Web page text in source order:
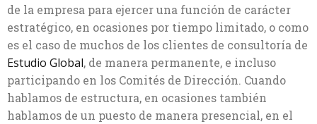
de la empresa para ejercer una función de carácter
estratégico, en ocasiones por tiempo limitado, o como
es el caso de muchos de los clientes de consultoría de
Estudio Global, de manera permanente, e incluso
participando en los Comités de Dirección. Cuando
hablamos de estructura, en ocasiones también
hablamos de un puesto de manera presencial, en el